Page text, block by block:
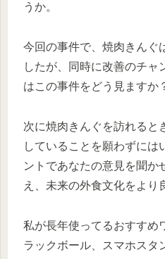
うか。
今回の事件で、焼肉きんぐ
したが、同時に改善のチャ
はこの事件をどう見ますか
次に焼肉きんぐを訪れると
していることを願わずには
ントであなたの意見を聞か
え、未来の外食文化をより
私が長年使ってるおすすめ
ラックボール、スマホスタ